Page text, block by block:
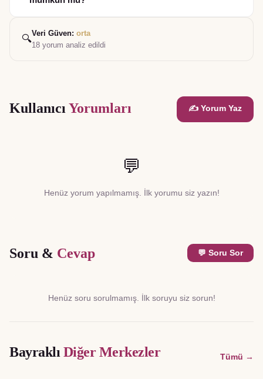
🔍Veri Güven: orta
18 yorum analiz edildi
Kullanıcı Yorumları ✍️ Yorum Yaz
💬
Henüz yorum yapılmamış. İlk yorumu siz yazın!
Soru & Cevap 💬 Soru Sor
Henüz soru sorulmamış. İlk soruyu siz sorun!
Bayraklı Diğer Merkezler Tümü →